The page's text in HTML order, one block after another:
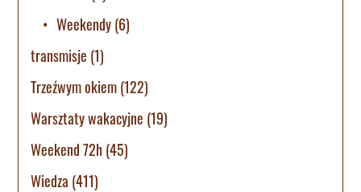
Weekendy(6)
transmisje (1)
Trzeźwym okiem(122)
Warsztaty wakacyjne (19)
Weekend 72h(45)
Wiedza (411)